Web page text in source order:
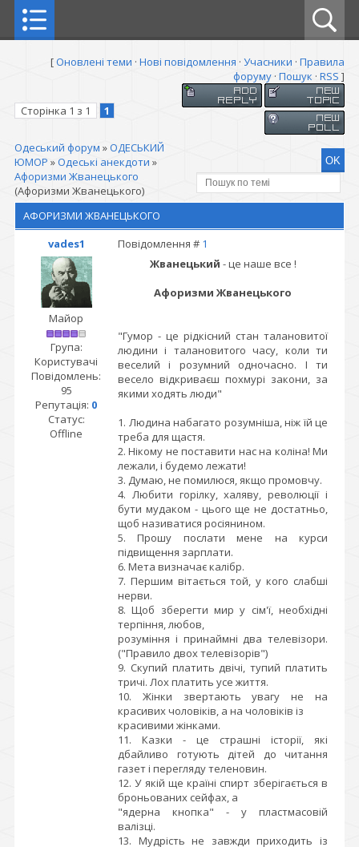
[Оновлені теми · Нові повідомлення · Учасники · Правила
форуму · Пошук · RSS ]
Сторінка 1 з 1 1
Одеський форум »ОДЕСЬКИЙ
ЮМОР »Одеські анекдоти »
Афоризми Жванецького
(Афоризми Жванецького)
АФОРИЗМИ ЖВАНЕЦЬКОГО
vades1
Повідомлення # 1
Майор
Група:
Користувачі
Повідомлень:
95
Репутація: 0
Статус:
Offline
Жванецький - це наше все !
Афоризми Жванецького
"Гумор - це рідкісний стан талановитої
людини і талановитого часу, коли ти
веселий і розумний одночасно. І ти
весело відкриваєш похмурі закони, за
якими ходять люди"
1. Людина набагато розумніша, ніж їй це
треба для щастя.
2. Нікому не поставити нас на коліна! Ми
лежали, і будемо лежати!
3. Думаю, не помилюся, якщо промовчу.
4. Любити горілку, халяву, революції і
бути мудаком - цього ще не достатньо,
щоб називатися росіянином.
5. Прошу послати мене на курси
підвищення зарплати.
6. Мета визначає калібр.
7. Першим вітається той, у кого слабші
нерви.
8. Щоб зберегти мир у сім'ї, необхідні
терпіння, любов,
розуміння і принаймні два телевізори.
("Правило двох телевізорів")
9. Скупий платить двічі, тупий платить
тричі. Лох платить усе життя.
10. Жінки звертають увагу не на
красивих чоловіків, а на чоловіків із
красивими жінками.
11. Казки - це страшні історії, які
дбайливо готують дітей до читання
газет і перегляду теленовин.
12. У якій ще країні спирт зберігається в
броньованих сейфах, а
"ядерна кнопка" - у пластмасовій
валізці.
13. Мудрість не завжди приходить із